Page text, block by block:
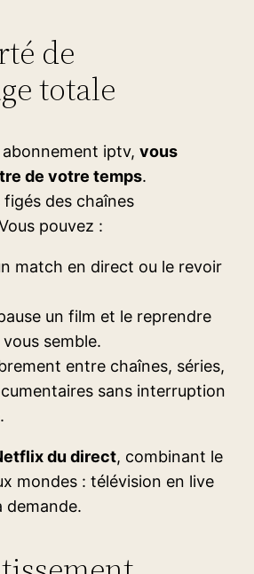
de
totale
abonnement iptv,vous
de votre temps.
des chaînes
pouvez :
match en direct ou le revoir
un film et le reprendre
semble.
entre chaînes, séries,
sans interruption
du direct, combinant le
mondes : télévision en live
demande.